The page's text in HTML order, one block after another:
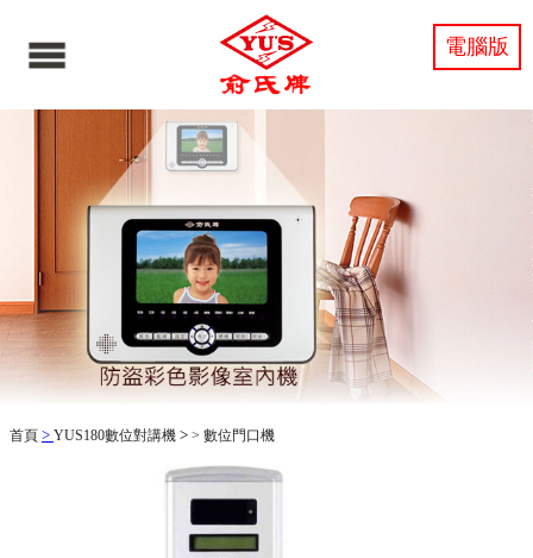
電腦版
首頁 > YUS180數位對講機 > > 數位門口機